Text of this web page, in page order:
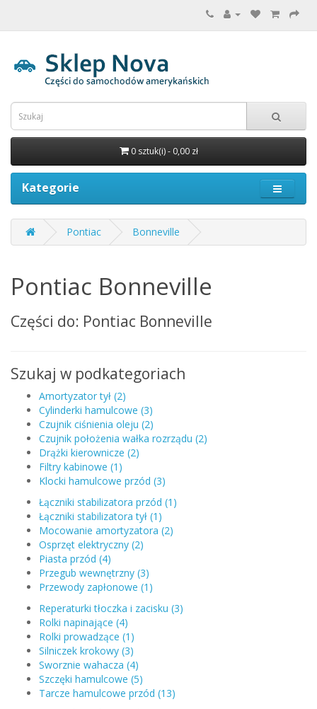
0 sztuk(i) - 0,00 zł
Kategorie
Pontiac Bonneville
Pontiac Bonneville
Części do: Pontiac Bonneville
Szukaj w podkategoriach
Amortyzator tył (2)
Cylinderki hamulcowe (3)
Czujnik ciśnienia oleju (2)
Czujnik położenia wałka rozrządu (2)
Drążki kierownicze (2)
Filtry kabinowe (1)
Klocki hamulcowe przód (3)
Łączniki stabilizatora przód (1)
Łączniki stabilizatora tył (1)
Mocowanie amortyzatora (2)
Osprzęt elektryczny (2)
Piasta przód (4)
Przegub wewnętrzny (3)
Przewody zapłonowe (1)
Reperaturki tłoczka i zacisku (3)
Rolki napinające (4)
Rolki prowadzące (1)
Silniczek krokowy (3)
Sworznie wahacza (4)
Szczęki hamulcowe (5)
Tarcze hamulcowe przód (13)